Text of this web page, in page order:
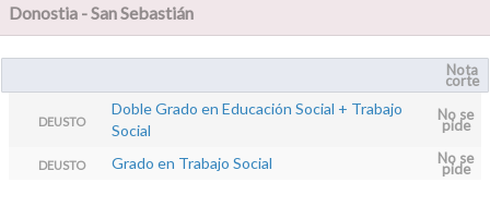
Donostia - San Sebastián
Nota
corte
DEUSTO
Doble Grado en Educación Social + Trabajo
Social
No se
pide
DEUSTO Grado en Trabajo Social No se
pide